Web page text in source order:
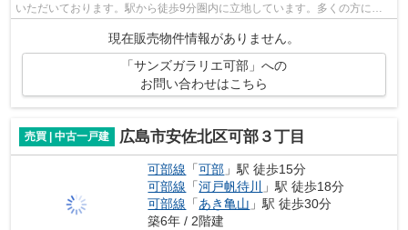
いただいております。駅から徒歩9分圏内に立地しています。多くの方に好
現在販売物件情報がありません。
「サンズガラリエ可部」への
お問い合わせはこちら
売買 | 中古一戸建 広島市安佐北区可部３丁目
可部線 「可部 」駅 徒歩15分
可部線 「河戸帆待川
」駅 徒歩18分
可部線 「あき亀山 」駅 徒歩30分
築6年 / 2階建